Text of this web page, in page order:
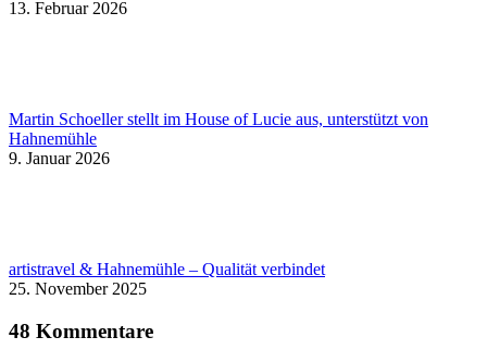
13. Februar 2026
Martin Schoeller stellt im House of Lucie aus, unterstützt von
Hahnemühle
9. Januar 2026
artistravel & Hahnemühle – Qualität verbindet
25. November 2025
48 Kommentare